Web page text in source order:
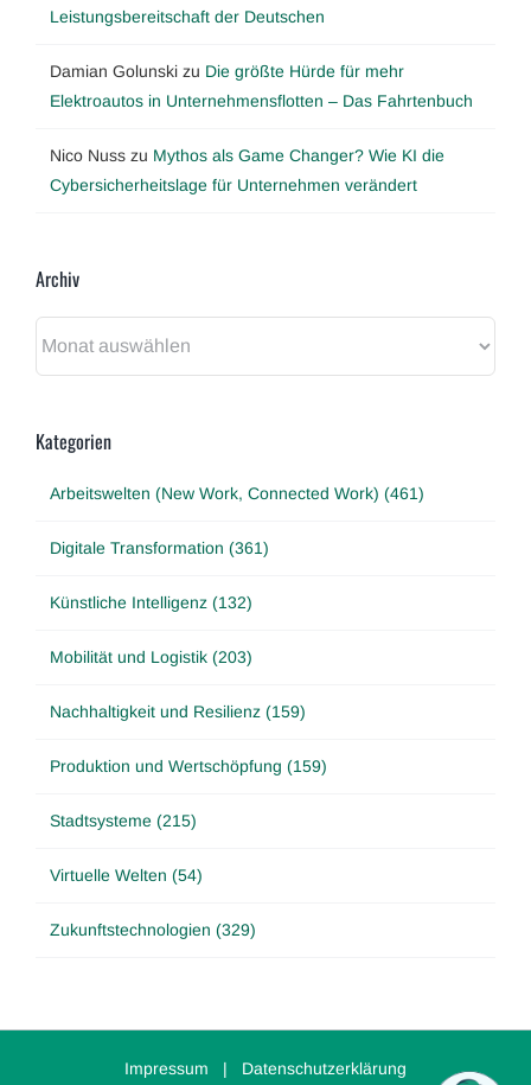
Leistungsbereitschaft der Deutschen
Damian Golunski zu Die größte Hürde für mehr
Elektroautos in Unternehmensflotten – Das Fahrtenbuch
Nico Nuss zu Mythos als Game Changer? Wie KI die
Cybersicherheitslage für Unternehmen verändert
Archiv
Kategorien
Arbeitswelten (New Work, Connected Work) (461)
Digitale Transformation (361)
Künstliche Intelligenz (132)
Mobilität und Logistik (203)
Nachhaltigkeit und Resilienz (159)
Produktion und Wertschöpfung (159)
Stadtsysteme (215)
Virtuelle Welten (54)
Zukunftstechnologien (329)
Impressum | Datenschutzerklärung